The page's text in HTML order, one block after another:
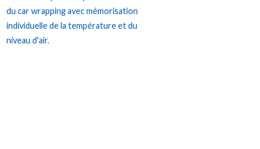
du car wrapping avec mémorisation
individuelle de la température et du
niveau d'air.